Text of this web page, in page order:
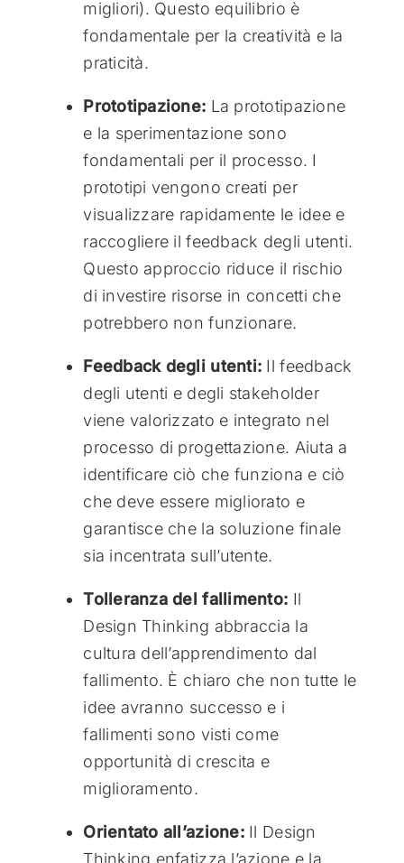
migliori). Questo equilibrio è
fondamentale per la creatività e la
praticità.
Prototipazione: La prototipazione
e la sperimentazione sono
fondamentali per il processo. I
prototipi vengono creati per
visualizzare rapidamente le idee e
raccogliere il feedback degli utenti.
Questo approccio riduce il rischio
di investire risorse in concetti che
potrebbero non funzionare.
Feedback degli utenti: Il feedback
degli utenti e degli stakeholder
viene valorizzato e integrato nel
processo di progettazione. Aiuta a
identificare ciò che funziona e ciò
che deve essere migliorato e
garantisce che la soluzione finale
sia incentrata sull’utente.
Tolleranza del fallimento: Il
Design Thinking abbraccia la
cultura dell’apprendimento dal
fallimento. È chiaro che non tutte le
idee avranno successo e i
fallimenti sono visti come
opportunità di crescita e
miglioramento.
Orientato all’azione: Il Design
Thinking enfatizza l’azione e la